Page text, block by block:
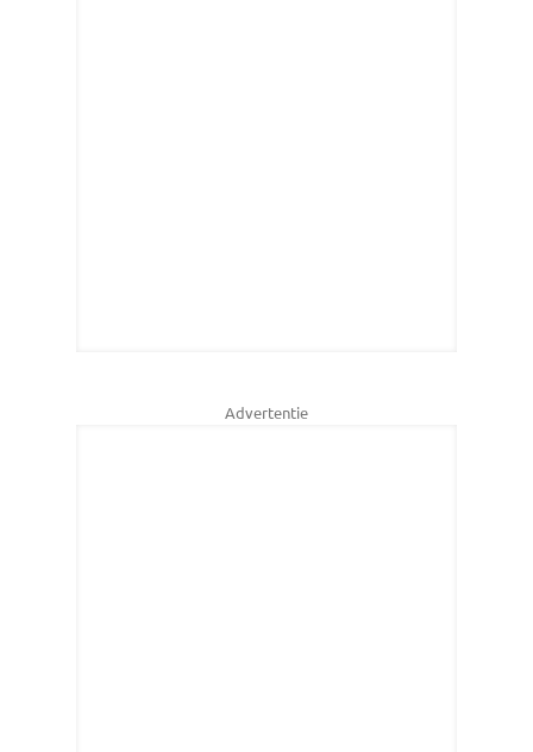
Advertentie